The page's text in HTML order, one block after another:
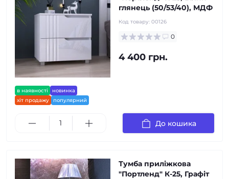
в наявності
новинка
хіт продажу
популярний
глянець (50/53/40), МДФ
Код товару: 00126
0
4 400 грн.
До кошика
Тумба приліжкова
"Портленд" К-25, Графіт